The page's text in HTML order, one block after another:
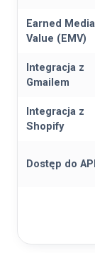
Earned Media
Value (EMV)
Integracja z
Gmailem
Integracja z
Shopify
Dostęp do API